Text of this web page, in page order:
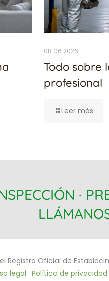
08.06.2026
Todo sobre
profesional
Leer más
·
Registro Oficial de
legal · Política de privacidad